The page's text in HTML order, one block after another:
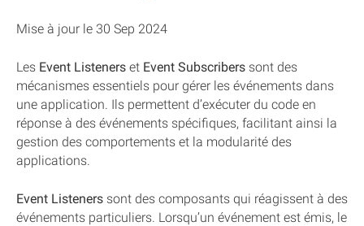
Mise à jour le 30 Sep 2024
Les Event Listeners et Event Subscribers sont des
mécanismes essentiels pour gérer les événements dans
une application. Ils permettent d’exécuter du code en
réponse à des événements spécifiques, facilitant ainsi la
gestion des comportements et la modularité des
applications.
Event Listeners sont des composants qui réagissent à des
événements particuliers. Lorsqu’un événement est émis, le